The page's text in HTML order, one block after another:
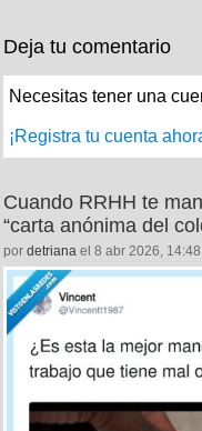
Deja tu comentario
Necesitas tener una
¡Registra tu cuenta
Cuando RRHH te
“carta anónima del
por detriana el 8 abr 2026, 14:48